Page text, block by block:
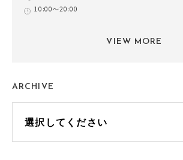
10:00～20:00
VIEW MORE
ARCHIVE